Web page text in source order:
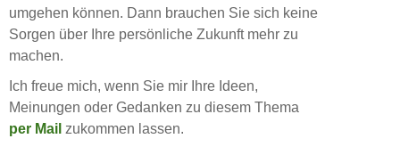
umgehen können. Dann brauchen Sie sich keine
Sorgen über Ihre persönliche Zukunft mehr zu
machen.
Ich freue mich, wenn Sie mir Ihre Ideen,
Meinungen oder Gedanken zu diesem Thema
per Mail zukommen lassen.